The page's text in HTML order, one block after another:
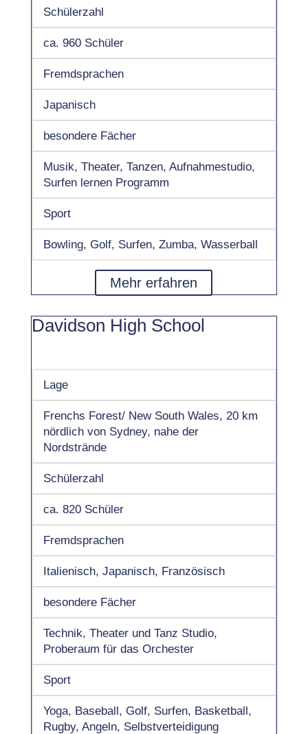
Schülerzahl
ca. 960 Schüler
Fremdsprachen
Japanisch
besondere Fächer
Musik, Theater, Tanzen, Aufnahmestudio,
Surfen lernen Programm
Sport
Bowling, Golf, Surfen, Zumba, Wasserball
Mehr erfahren
Davidson High School
Lage
Frenchs Forest/ New South Wales, 20 km
nördlich von Sydney, nahe der
Nordstrände
Schülerzahl
ca. 820 Schüler
Fremdsprachen
Italienisch, Japanisch, Französisch
besondere Fächer
Technik, Theater und Tanz Studio,
Proberaum für das Orchester
Sport
Yoga, Baseball, Golf, Surfen, Basketball,
Rugby, Angeln, Selbstverteidigung